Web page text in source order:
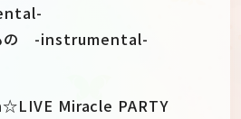
の -instrumental-
Miracle PARTY